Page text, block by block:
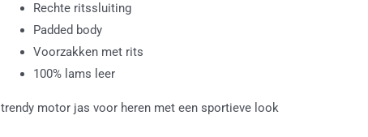
Rechte ritssluiting
Padded body
Voorzakken met rits
100% lams leer
trendy motor jas voor heren met een sportieve look